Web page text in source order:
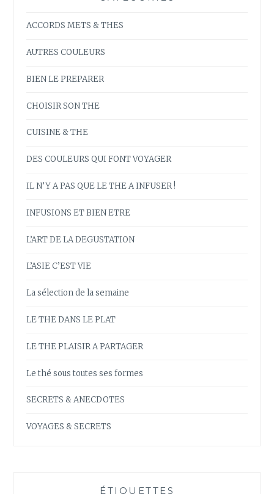
ACCORDS METS & THES
AUTRES COULEURS
BIEN LE PREPARER
CHOISIR SON THE
CUISINE & THE
DES COULEURS QUI FONT VOYAGER
IL N’Y A PAS QUE LE THE A INFUSER !
INFUSIONS ET BIEN ETRE
L’ART DE LA DEGUSTATION
L’ASIE C’EST VIE
La sélection de la semaine
LE THE DANS LE PLAT
LE THE PLAISIR A PARTAGER
Le thé sous toutes ses formes
SECRETS & ANECDOTES
VOYAGES & SECRETS
ÉTIQUETTES